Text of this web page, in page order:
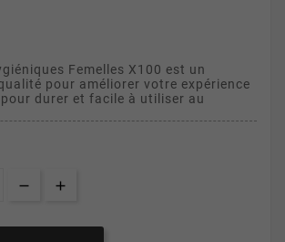
Femelles X100 est un
pour améliorer votre expérience
durer et facile à utiliser au